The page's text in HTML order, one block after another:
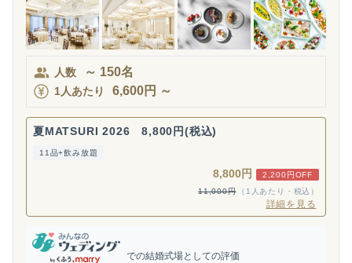
人数 ～ 150名
1人あたり 6,600円 ～
夏MATSURI 2026 8,800円(税込)
11品+飲み放題
8,800円
2,200円OFF
11,000円
（1人あたり・税込）
詳細を見る
での結婚式場としての評価